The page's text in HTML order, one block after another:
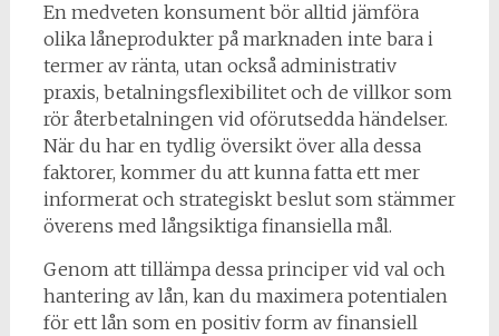
En medveten konsument bör alltid jämföra
olika låneprodukter på marknaden inte bara i
termer av ränta, utan också administrativ
praxis, betalningsflexibilitet och de villkor som
rör återbetalningen vid oförutsedda händelser.
När du har en tydlig översikt över alla dessa
faktorer, kommer du att kunna fatta ett mer
informerat och strategiskt beslut som stämmer
överens med långsiktiga finansiella mål.
Genom att tillämpa dessa principer vid val och
hantering av lån, kan du maximera potentialen
för ett lån som en positiv form av finansiell